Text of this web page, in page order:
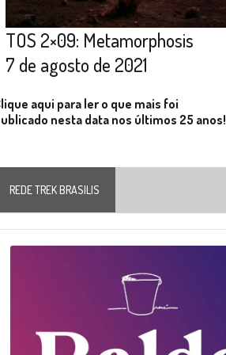
TOS 2×09: Metamorphosis
7 de agosto de 2021
aqui para ler o que mais foi
nesta data nos últimos 25 anos!
REDE TREK BRASILIS
Player